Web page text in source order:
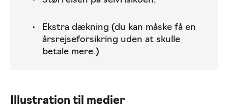
Ekstra dækning (du kan måske få en
årsrejseforsikring uden at skulle
betale mere.)
Illustration til medier